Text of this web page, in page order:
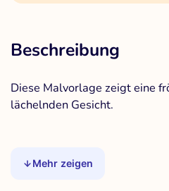
Beschreibung
Diese Malvorlage zeigt eine
lächelnden Gesicht.
Mehr zeigen